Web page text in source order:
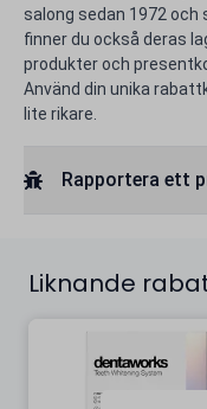
salong sedan 1972 och
finner du också deras
produkter och
Använd din unika
lite rikare.
Rapportera ett
Liknande